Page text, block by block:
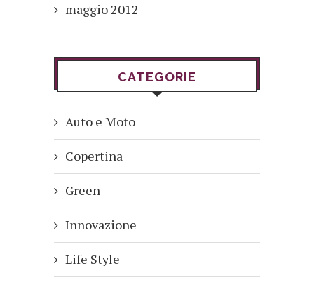
maggio 2012
CATEGORIE
Auto e Moto
Copertina
Green
Innovazione
Life Style